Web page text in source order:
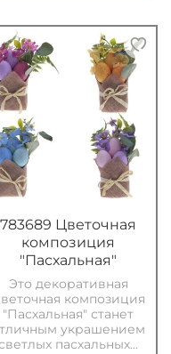
783689 Цветочная
композиция
"Пасхальная"
Это декоративная
композиция
"Пасхальная" станет
украшением
пасхальных...